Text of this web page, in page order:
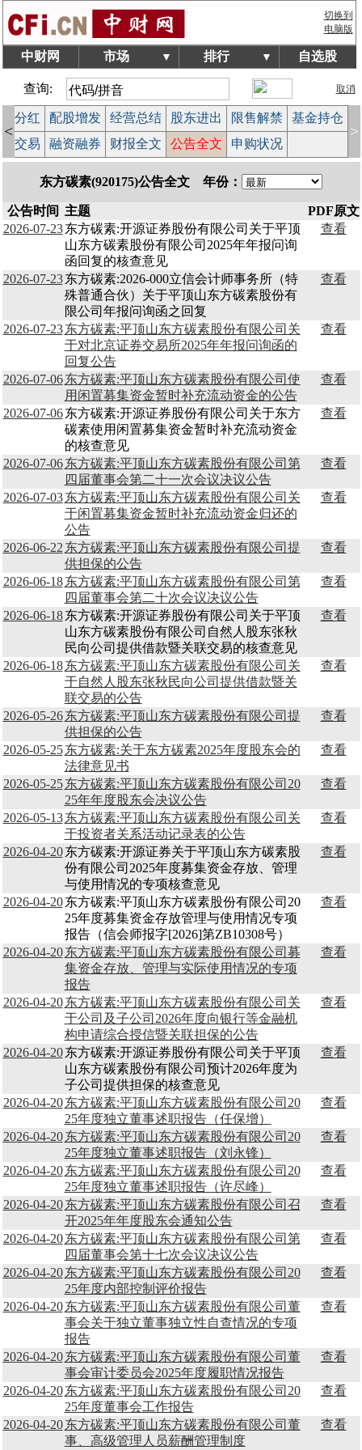
切换到
电脑版
中财网 市场 ▼ 排行 ▼ 自选股
查询: 取消
<
分红 配股增发 经营总结 股东进出 限售解禁
基金持仓
交易
融资融券 财报全文 公告全文 申购状况
>
东方碳素(920175)公告全文 年份：
公告时间 主题
PDF原文
2026-07-23 东方碳素:开源证券股份有限公司关于平顶
山东方碳素股份有限公司2025年年报问询
函回复的核查意见
查看
2026-07-23 东方碳素:2026-000立信会计师事务所（特
殊普通合伙）关于平顶山东方碳素股份有
限公司年报问询函之回复
查看
2026-07-23 东方碳素:平顶山东方碳素股份有限公司关
于对北京证券交易所2025年年报问询函的
回复公告
查看
2026-07-06 东方碳素:平顶山东方碳素股份有限公司使
用闲置募集资金暂时补充流动资金的公告
查看
2026-07-06 东方碳素:开源证券股份有限公司关于东方
碳素使用闲置募集资金暂时补充流动资金
的核查意见
查看
2026-07-06 东方碳素:平顶山东方碳素股份有限公司第
四届董事会第二十一次会议决议公告
查看
2026-07-03 东方碳素:平顶山东方碳素股份有限公司关
于闲置募集资金暂时补充流动资金归还的
公告
查看
2026-06-22 东方碳素:平顶山东方碳素股份有限公司提
供担保的公告
查看
2026-06-18 东方碳素:平顶山东方碳素股份有限公司第
四届董事会第二十次会议决议公告
查看
2026-06-18 东方碳素:开源证券股份有限公司关于平顶
山东方碳素股份有限公司自然人股东张秋
民向公司提供借款暨关联交易的核查意见
查看
2026-06-18 东方碳素:平顶山东方碳素股份有限公司关
于自然人股东张秋民向公司提供借款暨关
联交易的公告
查看
2026-05-26 东方碳素:平顶山东方碳素股份有限公司提
供担保的公告
查看
2026-05-25 东方碳素:关于东方碳素2025年度股东会的
法律意见书
查看
2026-05-25 东方碳素:平顶山东方碳素股份有限公司20
25年年度股东会决议公告
查看
2026-05-13 东方碳素:平顶山东方碳素股份有限公司关
于投资者关系活动记录表的公告
查看
2026-04-20 东方碳素:开源证券关于平顶山东方碳素股
份有限公司2025年度募集资金存放、管理
与使用情况的专项核查意见
查看
2026-04-20 东方碳素:平顶山东方碳素股份有限公司20
25年度募集资金存放管理与使用情况专项
报告（信会师报字[2026]第ZB10308号）
查看
2026-04-20 东方碳素:平顶山东方碳素股份有限公司募
集资金存放、管理与实际使用情况的专项
报告
查看
2026-04-20 东方碳素:平顶山东方碳素股份有限公司关
于公司及子公司2026年度向银行等金融机
构申请综合授信暨关联担保的公告
查看
2026-04-20 东方碳素:开源证券股份有限公司关于平顶
山东方碳素股份有限公司预计2026年度为
子公司提供担保的核查意见
查看
2026-04-20 东方碳素:平顶山东方碳素股份有限公司20
25年度独立董事述职报告（任保增）
查看
2026-04-20 东方碳素:平顶山东方碳素股份有限公司20
25年度独立董事述职报告（刘永锋）
查看
2026-04-20 东方碳素:平顶山东方碳素股份有限公司20
25年度独立董事述职报告（许尽峰）
查看
2026-04-20 东方碳素:平顶山东方碳素股份有限公司召
开2025年年度股东会通知公告
查看
2026-04-20 东方碳素:平顶山东方碳素股份有限公司第
四届董事会第十七次会议决议公告
查看
2026-04-20 东方碳素:平顶山东方碳素股份有限公司20
25年度内部控制评价报告
查看
2026-04-20 东方碳素:平顶山东方碳素股份有限公司董
事会关于独立董事独立性自查情况的专项
报告
查看
2026-04-20 东方碳素:平顶山东方碳素股份有限公司董
事会审计委员会2025年度履职情况报告
查看
2026-04-20 东方碳素:平顶山东方碳素股份有限公司20
25年度董事会工作报告
查看
2026-04-20 东方碳素:平顶山东方碳素股份有限公司董
事、高级管理人员薪酬管理制度
查看